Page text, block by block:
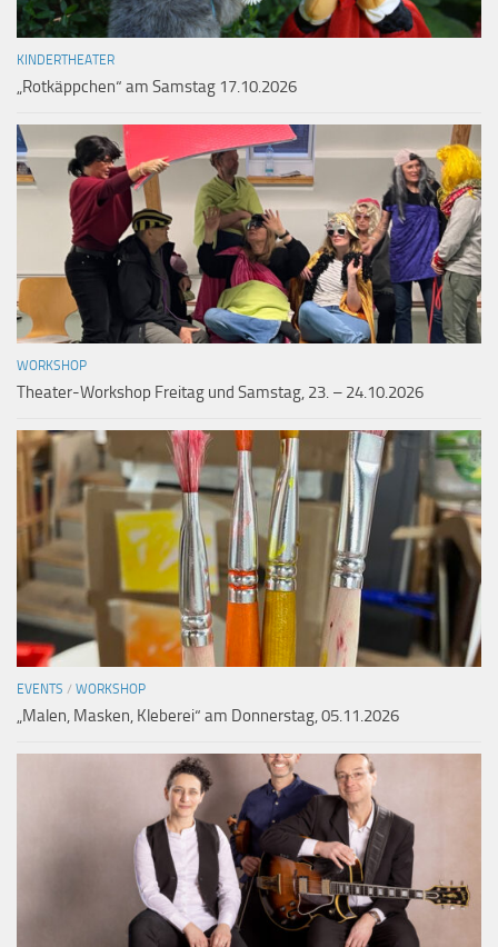
KINDERTHEATER
„Rotkäppchen“ am Samstag 17.10.2026
WORKSHOP
Theater-Workshop Freitag und Samstag, 23. – 24.10.2026
EVENTS / WORKSHOP
„Malen, Masken, Kleberei“ am Donnerstag, 05.11.2026